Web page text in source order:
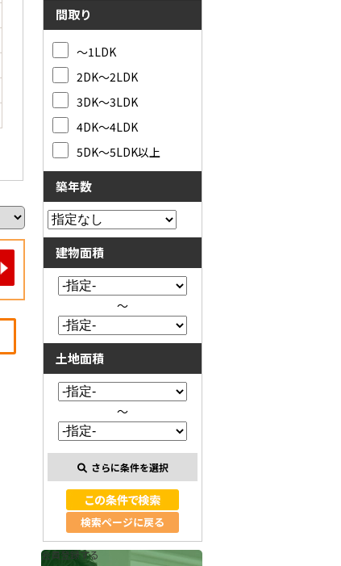
間取り
～1LDK
2DK～2LDK
3DK～3LDK
4DK～4LDK
5DK～5LDK以上
築年数
建物面積
～
土地面積
～
さらに条件を選択
検索ページに戻る
会員登録する